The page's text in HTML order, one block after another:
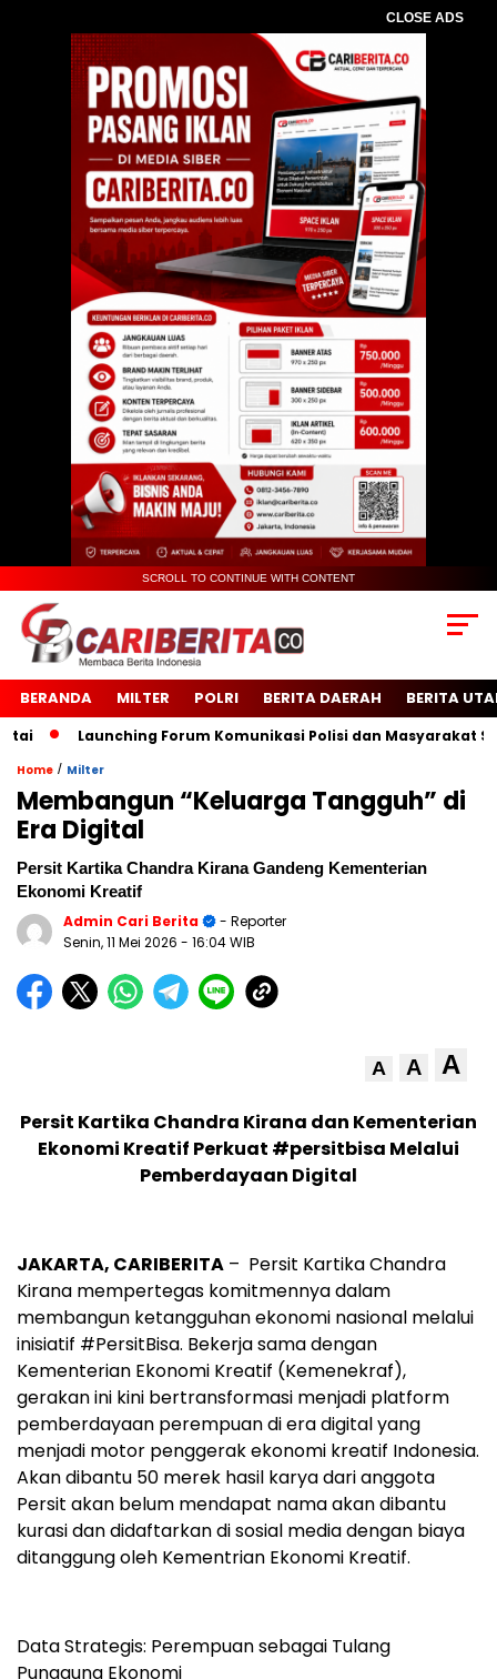
CLOSE ADS
SCROLL TO CONTINUE WITH CONTENT
BERANDA MILTER POLRI BERITA DAERAH BERITA
Launching Forum Komunikasi Polisi dan Masyarakat Sekolah
Home / Milter
Membangun “Keluarga Tangguh” di
Era Digital
Persit Kartika Chandra Kirana Gandeng Kementerian
Ekonomi Kreatif
Admin Cari Berita
- Reporter
Senin, 11 Mei 2026 - 16:04 WIB
A A A
Persit Kartika Chandra Kirana dan Kementerian
Ekonomi Kreatif Perkuat #persitbisa Melalui
Pemberdayaan Digital
JAKARTA, CARIBERITA – Persit Kartika Chandra
Kirana mempertegas komitmennya dalam
membangun ketangguhan ekonomi nasional melalui
inisiatif #PersitBisa. Bekerja sama dengan
Kementerian Ekonomi Kreatif (Kemenekraf),
gerakan ini kini bertransformasi menjadi platform
pemberdayaan perempuan di era digital yang
menjadi motor penggerak ekonomi kreatif Indonesia.
Akan dibantu 50 merek hasil karya dari anggota
Persit akan belum mendapat nama akan dibantu
kurasi dan didaftarkan di sosial media dengan biaya
ditanggung oleh Kementrian Ekonomi Kreatif.
Data Strategis: Perempuan sebagai Tulang
Punggung Ekonomi